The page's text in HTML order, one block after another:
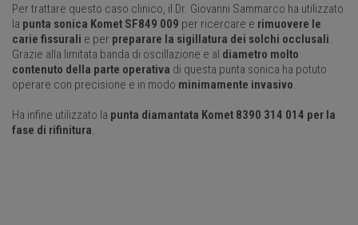
Per trattare questo caso clinico, il Dr. Giovanni Sammarco ha utilizzato
la punta sonica Komet SF849 009 per ricercare e rimuovere le
carie fissurali e per preparare la sigillatura dei solchi occlusali
Grazie alla limitata banda di oscillazione e al diametro molto
contenuto della parte operativa di questa punta sonica ha potuto
operare con precisione e in modo minimamente invasivo
Ha infine utilizzato la punta diamantata Komet 8390 314 014 per la
fase di rifinitura